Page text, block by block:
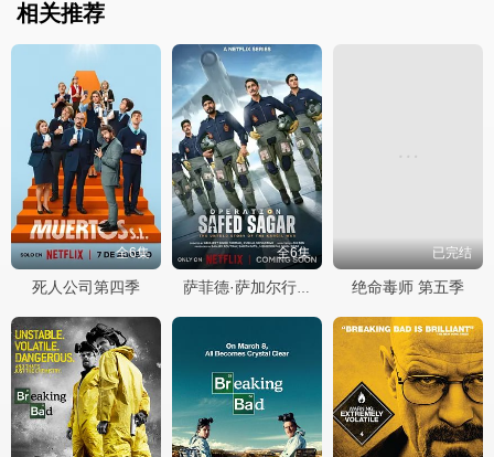
相关推荐
全6集
死人公司第四季
全6集
萨菲德·萨加尔行动
已完结
绝命毒师 第五季